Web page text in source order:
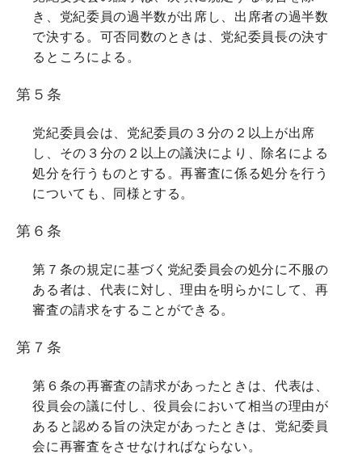
き、党紀委員の過半数が出席し、出席者の過半数
で決する。可否同数のときは、党紀委員長の決す
るところによる。
第５条
党紀委員会は、党紀委員の３分の２以上が出席
し、その３分の２以上の議決により、除名による
処分を行うものとする。再審査に係る処分を行う
についても、同様とする。
第６条
第７条の規定に基づく党紀委員会の処分に不服の
ある者は、代表に対し、理由を明らかにして、再
審査の請求をすることができる。
第７条
第６条の再審査の請求があったときは、代表は、
役員会の議に付し、役員会において相当の理由が
あると認める旨の決定があったときは、党紀委員
会に再審査をさせなければならない。